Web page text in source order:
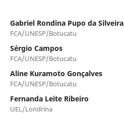
Gabriel Rondina Pupo da Silveira
FCA/UNESP/Botucatu
Sérgio Campos
FCA/UNESP/Botucatu
Aline Kuramoto Gonçalves
FCA/UNESP/Botucatu
Fernanda Leite Ribeiro
UEL/Londrina